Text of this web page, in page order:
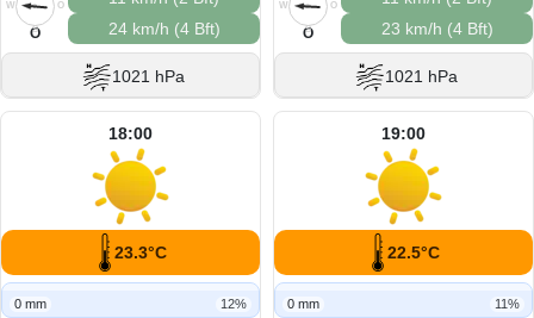
O
S
W
O
24 km/h (4 Bft)
1021 hPa
O
S
W
O
23 km/h (4 Bft)
1021 hPa
18:00
23.3°C
0 mm 12%
19:00
22.5°C
0 mm 11%